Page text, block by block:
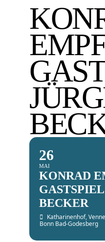
26
MAI
KONRAD
BECKER
Katharinenhof,
Bonn Bad-Godesberg